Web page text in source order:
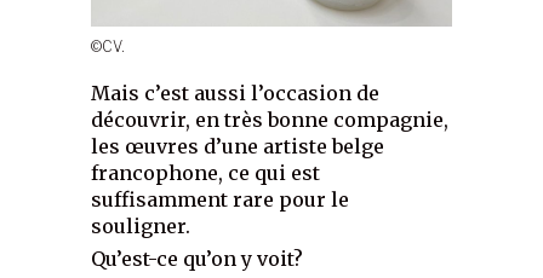
©CV.
Mais c’est aussi l’occasion de
découvrir, en très bonne compagnie,
les œuvres d’une artiste belge
francophone, ce qui est
suffisamment rare pour le
souligner.
Qu’est-ce qu’on y voit?